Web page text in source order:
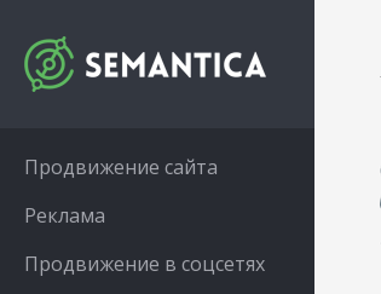
Продвижение сайта
Реклама
Продвижение в соцсетях